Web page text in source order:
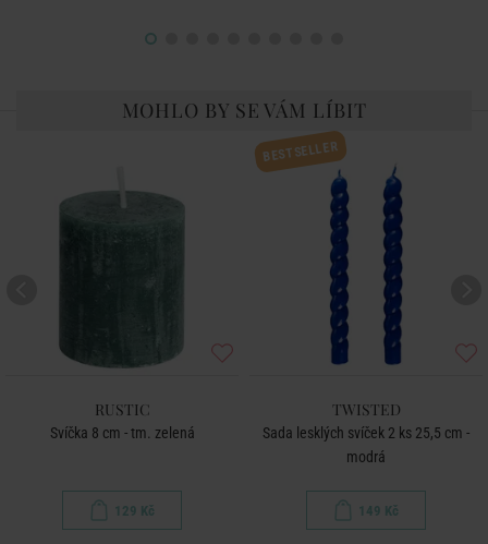
MOHLO BY SE VÁM LÍBIT
RUSTIC
Svíčka 8 cm - tm. zelená
129 Kč
BESTSELLER
TWISTED
Sada lesklých svíček 2 ks 25,5 cm -
modrá
149 Kč